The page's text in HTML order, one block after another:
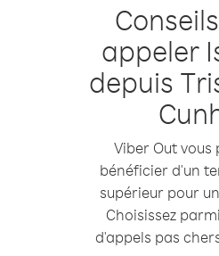
appeler
depuis
Viber Out vous
bénéficier d'un
supérieur pour
Choisissez
d'appels pas